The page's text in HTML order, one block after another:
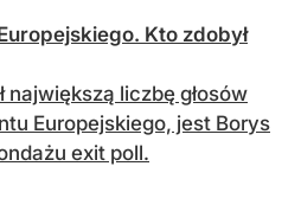
Kto zdobył
największą liczbę głosów
Europejskiego, jest Borys
exit poll.